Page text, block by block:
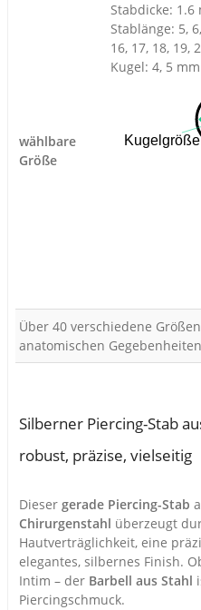
wählbare
Größe
Stabdicke: 1.6
Stablänge: 5,
16, 17, 18, 19,
Kugel: 4, 5 mm
Über 40 verschiedene
anatomischen
Silberner Piercing-Stab
robust, präzise, vielseitig
Diesergerade Piercing-Stab
Chirurgenstahl überzeugt
Hautverträglichkeit, eine
elegantes, silbernes Finish.
Intim – der Barbell aus Stahl
Piercingschmuck.